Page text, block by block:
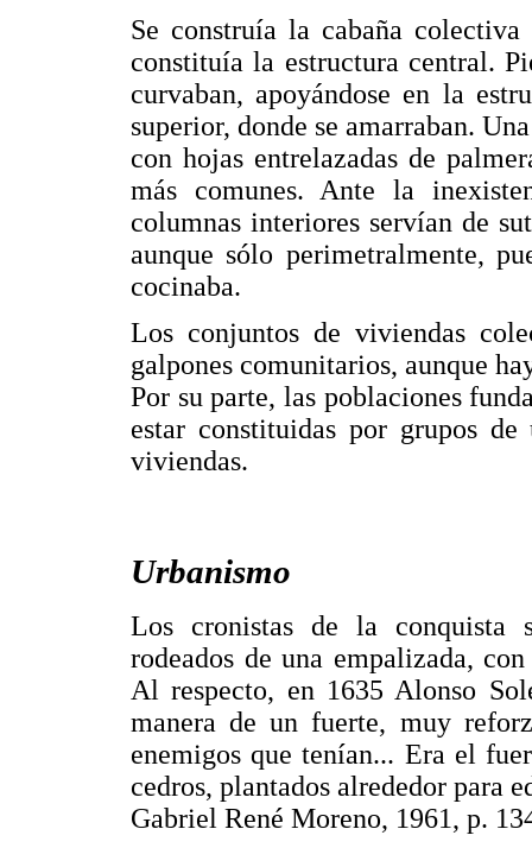
Se construía la cabaña
constituía la estructura central.
curvaban, apoyándose en la
superior, donde se amarraban.
con hojas entrelazadas de
más comunes. Ante la
columnas interiores servían de
aunque sólo perimetralmente,
cocinaba.
Los conjuntos de viviendas
galpones comunitarios, aunque
Por su parte, las poblaciones
estar constituidas por grupos de
viviendas.
Urbanismo
Los cronistas de la conquista
rodeados de una empalizada,
Al respecto, en 1635 Alonso
manera de un fuerte, muy
enemigos que tenían... Era el
cedros, plantados alrededor para
Gabriel René Moreno, 1961, p.